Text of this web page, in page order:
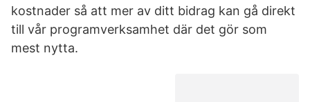
kostnader så att mer av ditt bidrag kan gå direkt
till vår programverksamhet där det gör som
mest nytta.